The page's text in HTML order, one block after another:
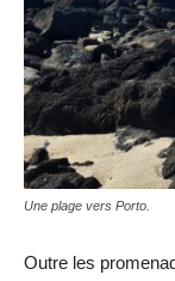
Une plage vers Porto.
Outre les